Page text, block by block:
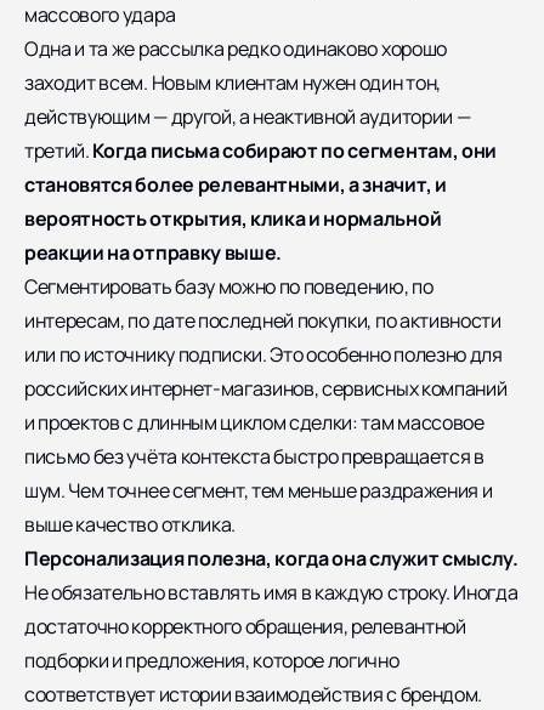
массового удара
Одна и та же рассылка редко одинаково хорошо
заходит всем. Новым клиентам нужен один тон,
действующим — другой, а неактивной аудитории —
третий.Когда письма собирают по сегментам, они
становятся более релевантными, а значит, и
вероятность открытия, клика и нормальной
реакции на отправку выше.
Сегментировать базу можно по поведению, по
интересам, по дате последней покупки, по активности
или по источнику подписки. Это особенно полезно для
российских интернет-магазинов, сервисных компаний
и проектов с длинным циклом сделки: там массовое
письмо без учёта контекста быстро превращается в
шум. Чем точнее сегмент, тем меньше раздражения и
выше качество отклика.
Персонализация полезна, когда она служит смыслу.
Не обязательно вставлять имя в каждую строку. Иногда
достаточно корректного обращения, релевантной
подборки и предложения, которое логично
соответствует истории взаимодействия с брендом.